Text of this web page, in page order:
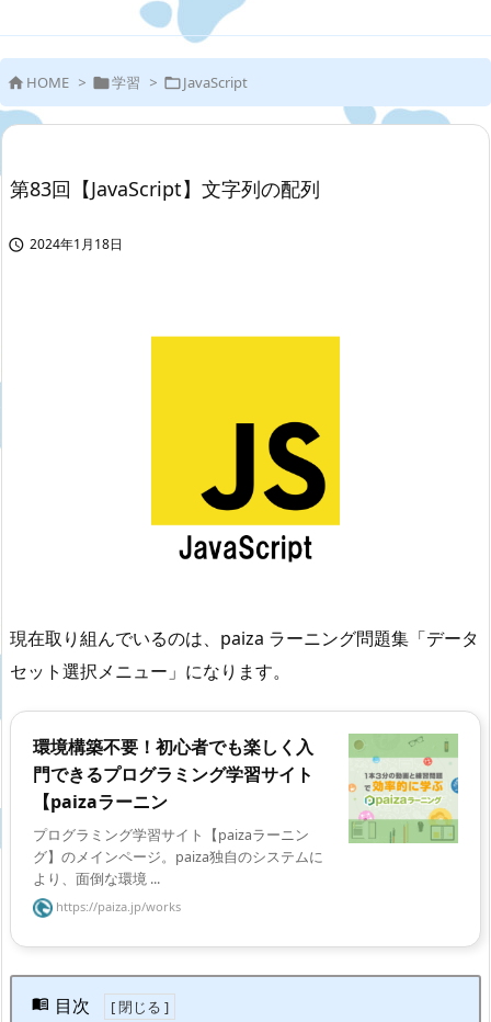
 HOME > 学習 > JavaScript
第83回【JavaScript】文字列の配列
 2024年1月18日
現在取り組んでいるのは、paiza ラーニング問題集「データ
セット選択メニュー」になります。
環境構築不要！初心者でも楽しく入
門できるプログラミング学習サイト
【paizaラーニン
プログラミング学習サイト【paizaラーニン
グ】のメインページ。paiza独自のシステムに
より、面倒な環境 ...
https://paiza.jp/works
目次